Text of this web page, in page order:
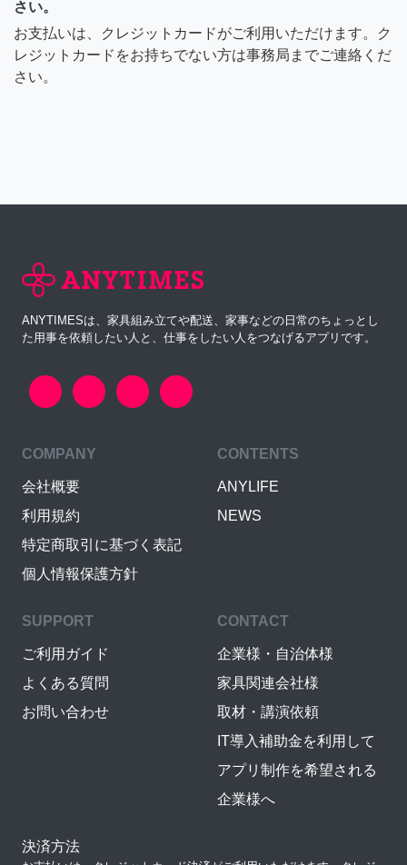
さい。
お支払いは、クレジットカードがご利用いただけます。ク
レジットカードをお持ちでない方は事務局までご連絡くだ
さい。
ANYTIMESは、家具組み立てや配送、家事などの日常のちょっとし
た用事を依頼したい人と、仕事をしたい人をつなげるアプリです。
COMPANY
会社概要
利用規約
特定商取引に基づく表記
個人情報保護方針
CONTENTS
ANYLIFE
NEWS
SUPPORT
ご利用ガイド
よくある質問
お問い合わせ
CONTACT
企業様・自治体様
家具関連会社様
取材・講演依頼
IT導入補助金を利用して
アプリ制作を希望される
企業様へ
決済方法